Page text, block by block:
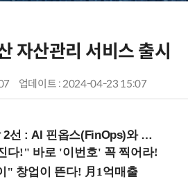
자산관리 서비스 출시
업데이트 : 2024-04-23 15:07
(FinOps)와 토큰 거버넌스 (8/21 잠실역)